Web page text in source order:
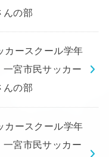
の部
ースクール学年
宮市民サッカー
の部
ースクール学年
宮市民サッカー